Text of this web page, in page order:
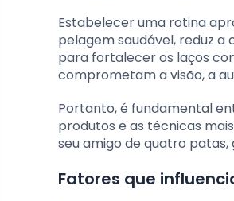
Estabelecer uma rotina
pelagem saudável, reduz
para fortalecer os laços
comprometam a visão, a
Portanto, é fundamental
produtos e as técnicas
seu amigo de quatro patas,
Fatores que